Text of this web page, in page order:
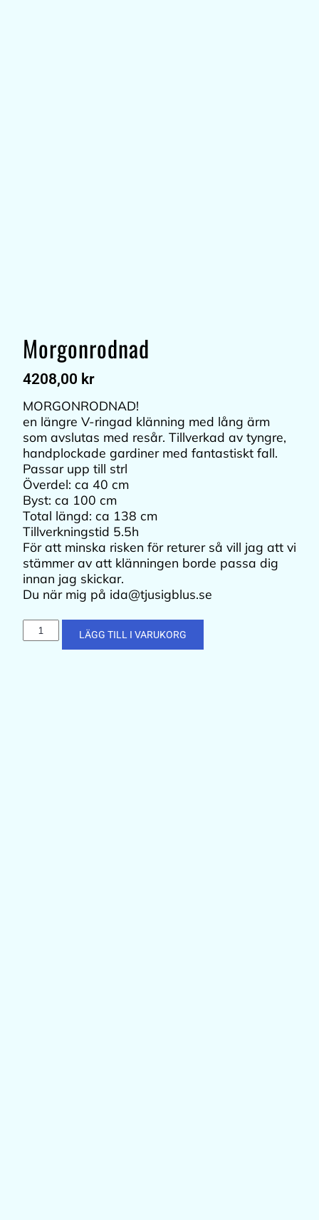
Morgonrodnad
4208,00 kr
MORGONRODNAD!
en längre V-ringad klänning med lång ärm
som avslutas med resår. Tillverkad av tyngre,
handplockade gardiner med fantastiskt fall.
Passar upp till strl
Överdel: ca 40 cm
Byst: ca 100 cm
Total längd: ca 138 cm
Tillverkningstid 5.5h
För att minska risken för returer så vill jag att vi
stämmer av att klänningen borde passa dig
innan jag skickar.
Du när mig på ida@tjusigblus.se
LÄGG TILL I VARUKORG